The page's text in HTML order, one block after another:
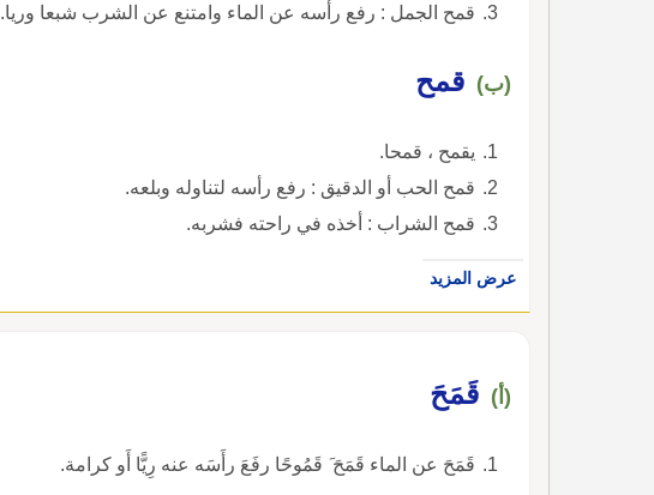
قمح الجمل : رفع رأسه عن الماء وامتنع عن الشرب شبعا وريا.
(ب) قمح
يقمح ، قمحا.
قمح الحب أو الدقيق : رفع رأسه لتناوله وبلعه.
قمح الشراب : أخذه في راحته فشربه.
عرض المزيد
(أ) قَمَحَ
قَمَحَ عن الماء قَمَحَ َ قَمُوحًا رفَعَ رأَسَه عنه رِيًّا أَو كرامة.